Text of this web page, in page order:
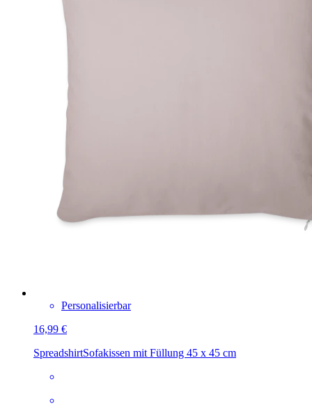
Personalisierbar
16,99 €
SpreadshirtSofakissen mit Füllung 45 x 45 cm